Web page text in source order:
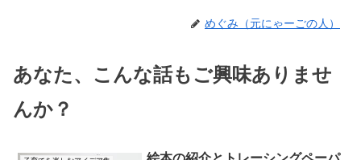
めぐみ（元にゃーごの人）
あなた、こんな話もご興味ありませ
んか？